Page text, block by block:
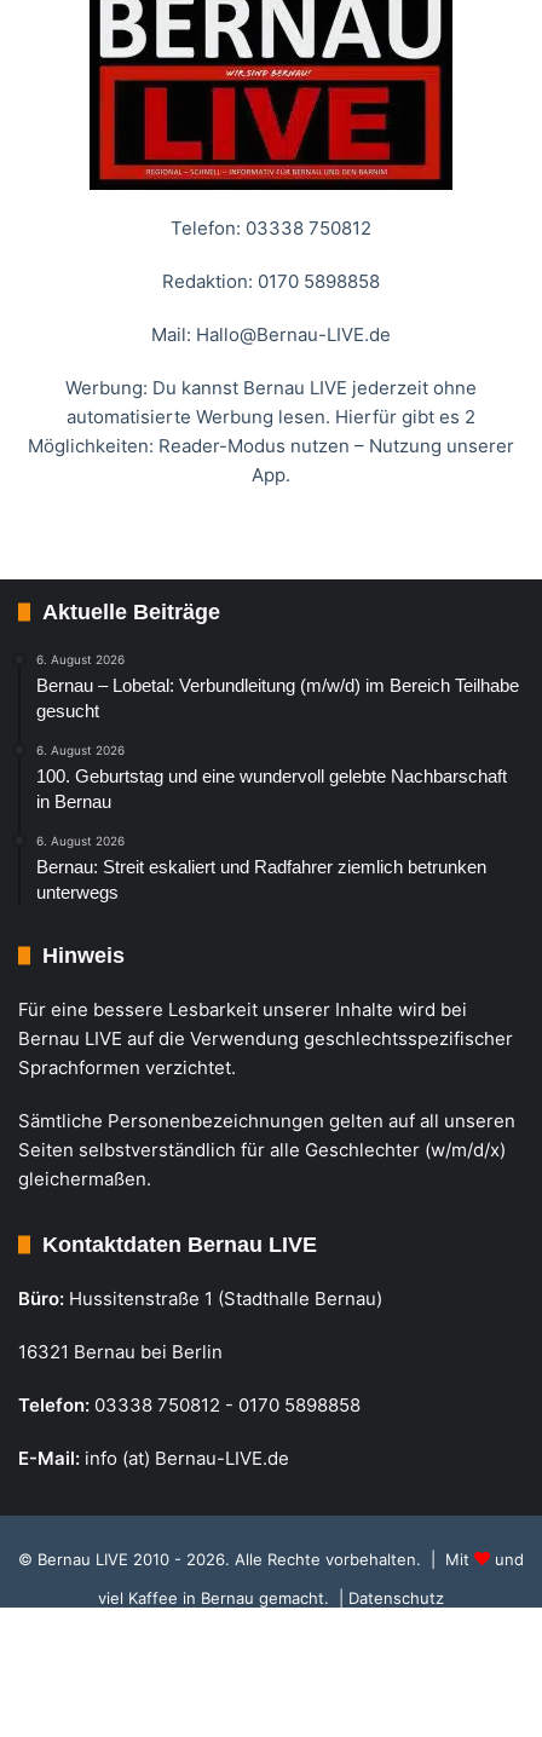
Telefon: 03338 750812
Redaktion: 0170 5898858
Mail: Hallo@Bernau-LIVE.de
Werbung: Du kannst Bernau LIVE jederzeit ohne
automatisierte Werbung lesen. Hierfür gibt es 2
Möglichkeiten: Reader-Modus nutzen – Nutzung unserer
App.
Aktuelle Beiträge
6. August 2026
Bernau – Lobetal: Verbundleitung (m/w/d) im Bereich Teilhabe
gesucht
6. August 2026
100. Geburtstag und eine wundervoll gelebte Nachbarschaft
in Bernau
6. August 2026
Bernau: Streit eskaliert und Radfahrer ziemlich betrunken
unterwegs
Hinweis
Für eine bessere Lesbarkeit unserer Inhalte wird bei
Bernau LIVE auf die Verwendung geschlechtsspezifischer
Sprachformen verzichtet.
Sämtliche Personenbezeichnungen gelten auf all unseren
Seiten selbstverständlich für alle Geschlechter (w/m/d/x)
gleichermaßen.
Kontaktdaten Bernau LIVE
Büro: Hussitenstraße 1 (Stadthalle Bernau)
16321 Bernau bei Berlin
Telefon: 03338 750812 - 0170 5898858
E-Mail: info (at) Bernau-LIVE.de
© Bernau LIVE 2010 - 2026. Alle Rechte vorbehalten. | Mit
und
viel Kaffee in Bernau gemacht.
| Datenschutz